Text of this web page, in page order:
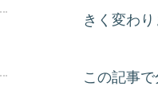
きく変わり
この記事で